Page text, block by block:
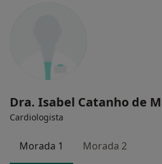
Dra. Isabel Catanho de
Cardiologista
Morada 1 Morada 2